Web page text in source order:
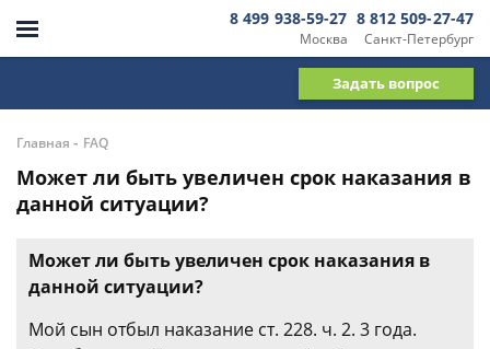
Москва
8 499 938-59-27
Санкт-Петербург
8 812 509-27-47
Задать вопрос
Главная - FAQ
Может ли быть увеличен срок наказания в
данной ситуации?
Может ли быть увеличен срок наказания в
данной ситуации?
Мой сын отбыл наказание ст. 228. ч. 2. 3 года.